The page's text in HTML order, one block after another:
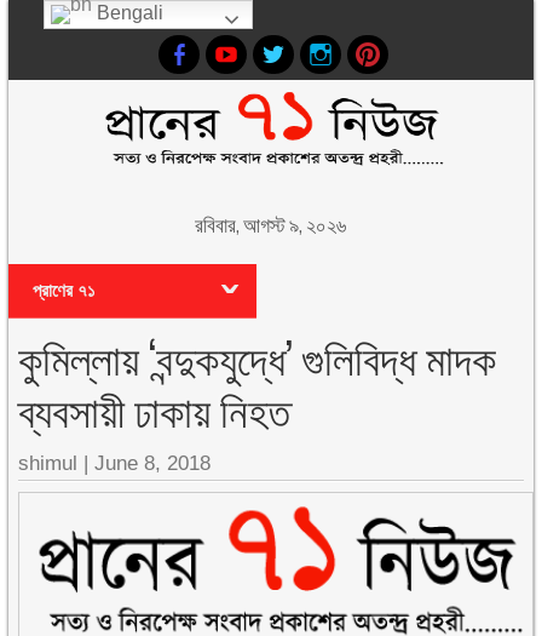
রবিবার, আগস্ট ৯, ২০২৬
প্রাণের ৭১
কুমিল্লায় ‘বন্দুকযুদ্ধে’ গুলিবিদ্ধ মাদক
ব্যবসায়ী ঢাকায় নিহত
shimul |June 8, 2018
Bengali